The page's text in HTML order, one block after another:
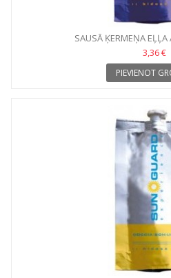
SAUSĀ ĶERMEŅA EĻĻA
3,36 €
PIEVIENOT